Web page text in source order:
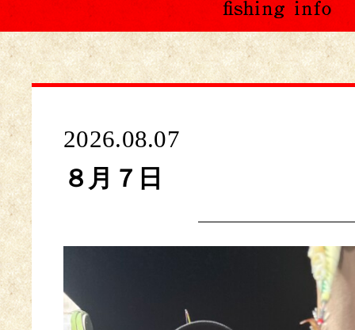
2026.08.07
８月７日